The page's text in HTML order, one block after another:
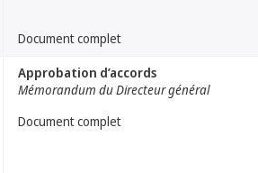
Document complet
Approbation d’accords
Mémorandum du Directeur général
Document complet